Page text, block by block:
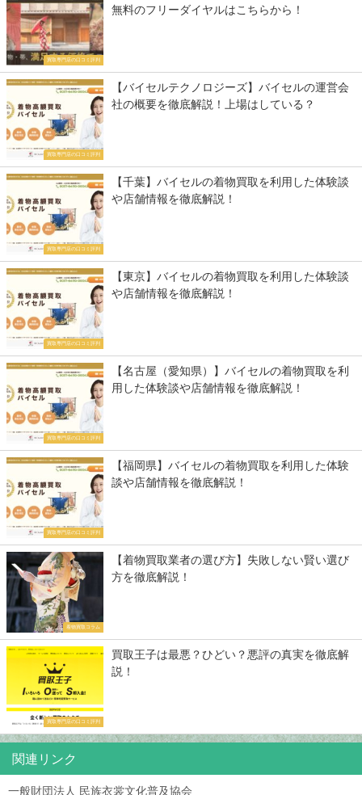
買取専門店の口コミ評判
無料のフリーダイヤルはこちらから！
買取専門店の口コミ評判
【バイセルテクノロジーズ】バイセルの運営会
社の概要を徹底解説！上場はしている？
買取専門店の口コミ評判
【千葉】バイセルの着物買取を利用した体験談
や店舗情報を徹底解説！
買取専門店の口コミ評判
【東京】バイセルの着物買取を利用した体験談
や店舗情報を徹底解説！
買取専門店の口コミ評判
【名古屋（愛知県）】バイセルの着物買取を利
用した体験談や店舗情報を徹底解説！
買取専門店の口コミ評判
【福岡県】バイセルの着物買取を利用した体験
談や店舗情報を徹底解説！
着物買取コラム
【着物買取業者の選び方】失敗しない賢い選び
方を徹底解説！
買取専門店の口コミ評判
買取王子は最悪？ひどい？悪評の真実を徹底解
説！
関連リンク
一般財団法人 民族衣裳文化普及協会